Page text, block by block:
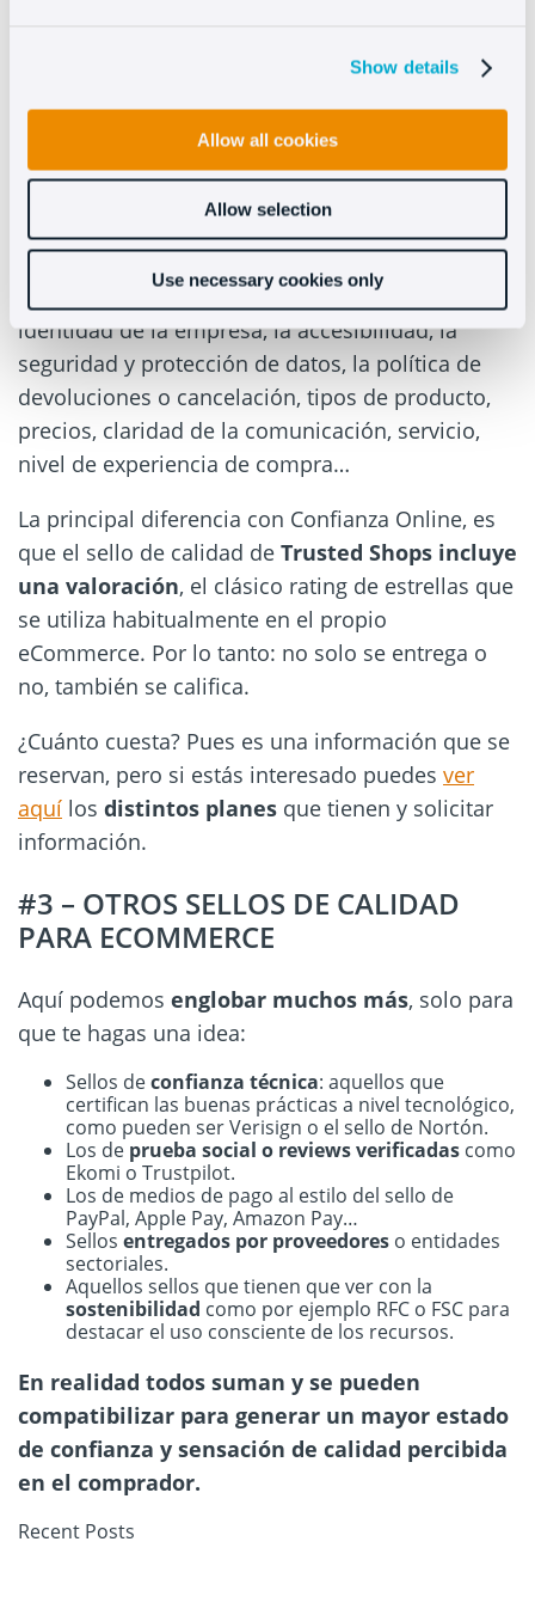
Show details
Allow all cookies
Allow selection
Use necessary cookies only
#2 – SELLO DE CALIDAD TRUSTED
SHOPS
En este caso estamos ante un sello que se basa
especialmente en una
expertos de la compañía. Se revisa la
identidad de la empresa, la accesibilidad, la
seguridad y protección de datos, la política de
devoluciones o cancelación, tipos de producto,
precios, claridad de la comunicación, servicio,
nivel de experiencia de compra…
La principal diferencia con Confianza Online, es
que el sello de calidad de Trusted Shops incluye
una valoración, el clásico rating de estrellas que
se utiliza habitualmente en el propio
eCommerce. Por lo tanto: no solo se entrega o
no, también se califica.
¿Cuánto cuesta? Pues es una información que se
reservan, pero si estás interesado puedes ver
aquí los distintos planes que tienen y solicitar
información.
#3 – OTROS SELLOS DE CALIDAD
PARA ECOMMERCE
Aquí podemos englobar muchos más, solo para
que te hagas una idea:
Sellos deconfianza técnica: aquellos que
certifican las buenas prácticas a nivel tecnológico,
como pueden ser Verisign o el sello de Nortón.
Los de prueba social o reviews verificadas como
Ekomi o Trustpilot.
Los de medios de pago al estilo del sello de
PayPal, Apple Pay, Amazon Pay…
Sellos entregados por proveedores o entidades
sectoriales.
Aquellos sellos que tienen que ver con la
sostenibilidad como por ejemplo RFC o FSC para
destacar el uso consciente de los recursos.
En realidad todos suman y se pueden
compatibilizar para generar un mayor estado
de confianza y sensación de calidad percibida
en el comprador.
Recent Posts